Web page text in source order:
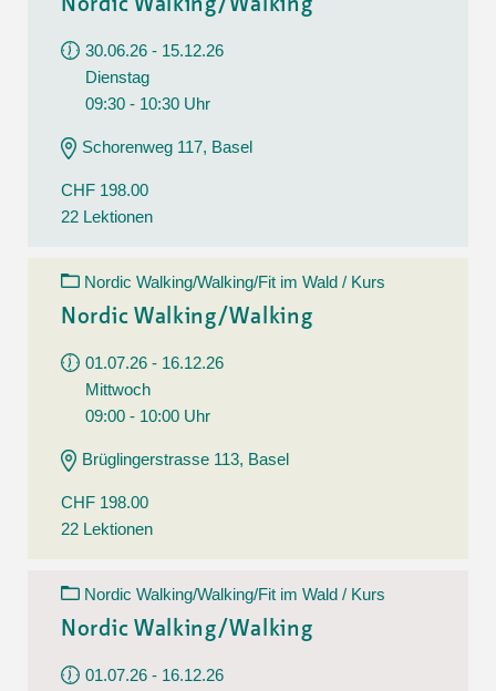
Nordic Walking/Walking
30.06.26 - 15.12.26
Dienstag
09:30 - 10:30 Uhr
Schorenweg 117, Basel
CHF 198.00
22 Lektionen
Nordic Walking/Walking/Fit im Wald / Kurs
Nordic Walking/Walking
01.07.26 - 16.12.26
Mittwoch
09:00 - 10:00 Uhr
Brüglingerstrasse 113, Basel
CHF 198.00
22 Lektionen
Nordic Walking/Walking/Fit im Wald / Kurs
Nordic Walking/Walking
01.07.26 - 16.12.26